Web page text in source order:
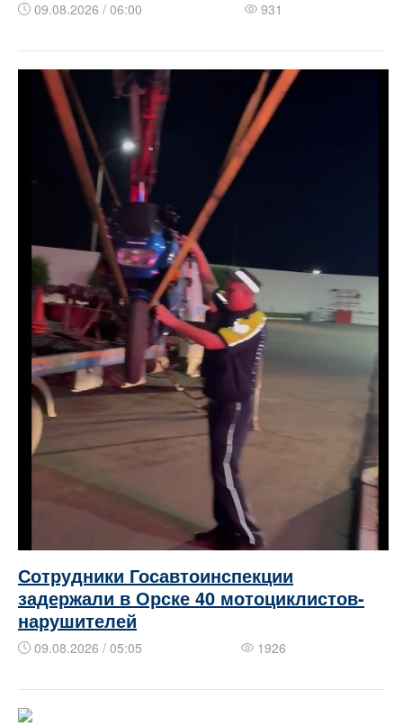
09.08.2026 / 06:00 931
Сотрудники Госавтоинспекции
задержали в Орске 40 мотоциклистов-
нарушителей
09.08.2026 / 05:05 1926